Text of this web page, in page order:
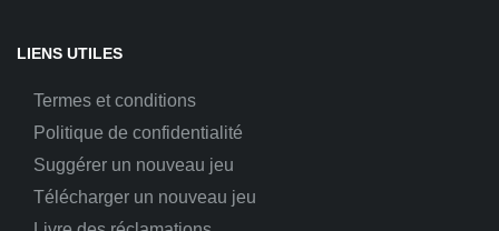
LIENS UTILES
Termes et conditions
Politique de confidentialité
Suggérer un nouveau jeu
Télécharger un nouveau jeu